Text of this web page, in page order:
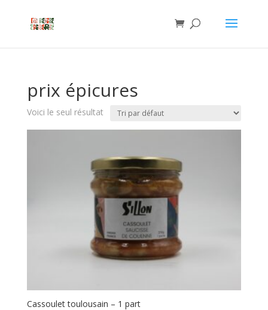
prix épicures
Voici le seul résultat
Cassoulet toulousain – 1 part